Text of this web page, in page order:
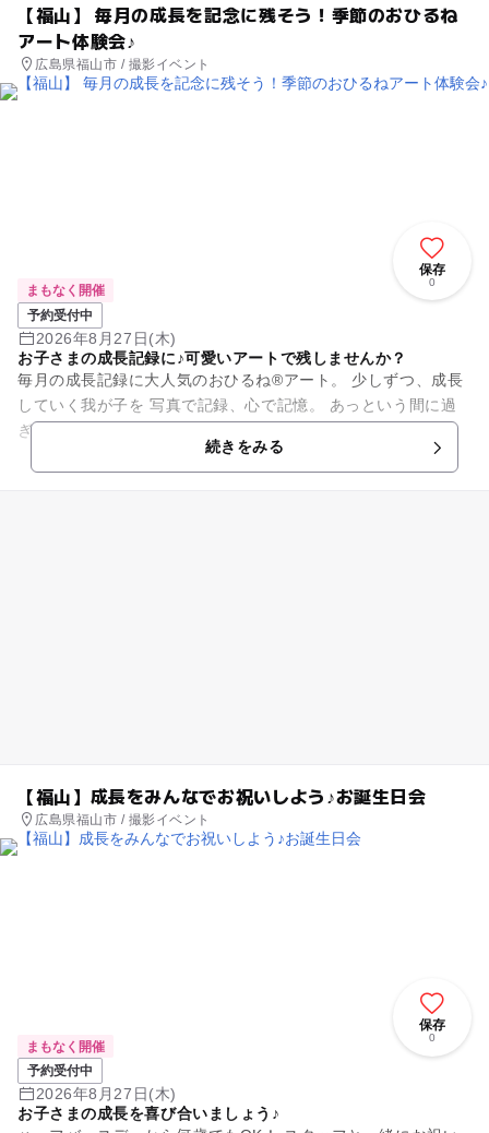
【福山】 毎月の成長を記念に残そう！季節のおひるね
アート体験会♪
広島県福山市 / 撮影イベント
保存
0
まもなく開催
予約受付中
2026年8月27日(木)
お子さまの成長記録に♪可愛いアートで残しませんか？
毎月の成長記録に大人気のおひるね®️アート。 少しずつ、成長
していく我が子を 写真で記録、心で記憶。 あっという間に過
ぎてしまう 乳幼児期の思い出に ぜひ撮影してみてください
続きをみる
【福山】成長をみんなでお祝いしよう♪お誕生日会
広島県福山市 / 撮影イベント
保存
0
まもなく開催
予約受付中
2026年8月27日(木)
お子さまの成長を喜び合いましょう♪